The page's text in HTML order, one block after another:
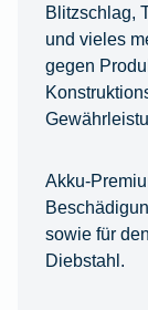
Blitzschlag,
und vieles
gegen
Akku-
sowie für
Diebstahl.